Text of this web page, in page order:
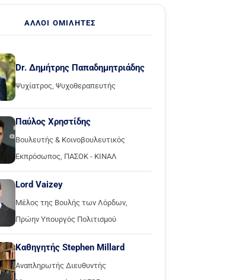
ΆΛΛΟΙ ΟΜΙΛΗΤΈΣ
Dr. Δημήτρης Παπαδημητριάδης
Ψυχίατρος, Ψυχοθεραπευτής
Παύλος Χρηστίδης
Βουλευτής & Κοινοβουλευτικός
Εκπρόσωπος, ΠΑΣΟΚ - ΚΙΝΑΛ
Lord Vaizey
Μέλος της Βουλής των Λόρδων,
Πρώην Υπουργός Πολιτισμού
Καθηγητής Stephen Millard
Αναπληρωτής Διευθυντής